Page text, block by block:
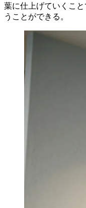
葉に仕上げていくこ
うことができる。